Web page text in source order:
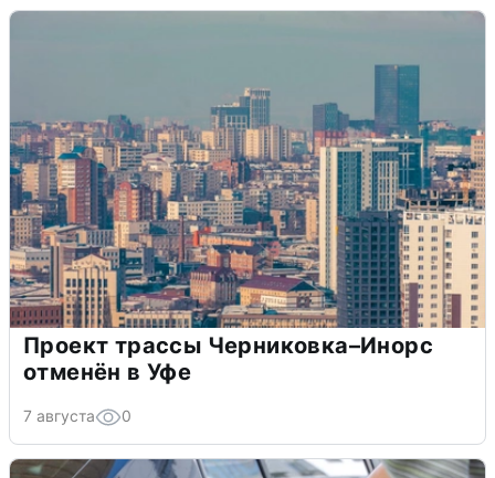
Проект трассы Черниковка–Инорс
отменён в Уфе
7 августа 0